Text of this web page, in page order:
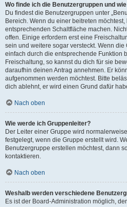
Wo finde ich die Benutzergruppen und
Du findest die Benutzergruppen unter
Bereich. Wenn du einer beitreten
entsprechenden Schaltfläche machen.
offen. Einige erfordern erst eine
sein und weitere sogar versteckt. Wenn die
einfach durch die entsprechende Funktion
Freischaltung, so kannst du dich für sie
daraufhin deinen Antrag annehmen. Er
aufgenommen werden möchtest. Bitte
dich ablehnt, er wird einen Grund dafür
Nach oben
Wie werde ich Gruppenleiter?
Der Leiter einer Gruppe wird
festgelegt, wenn die Gruppe erstellt wird.
Benutzergruppe erstellen möchtest, dann
kontaktieren.
Nach oben
Weshalb werden verschiedene
Es ist der Board-Administration möglich,